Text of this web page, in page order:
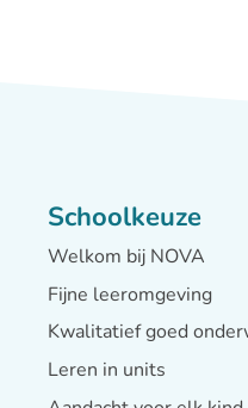
Schoolkeuze
Welkom bij NOVA
Fijne leeromgeving
Kwalitatief goed
Leren in units